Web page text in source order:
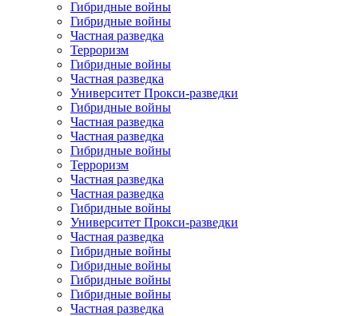
Гибридные войны
Гибридные войны
Частная разведка
Терроризм
Гибридные войны
Частная разведка
Университет Прокси-разведки
Гибридные войны
Частная разведка
Частная разведка
Гибридные войны
Терроризм
Частная разведка
Частная разведка
Гибридные войны
Университет Прокси-разведки
Частная разведка
Гибридные войны
Гибридные войны
Гибридные войны
Гибридные войны
Частная разведка